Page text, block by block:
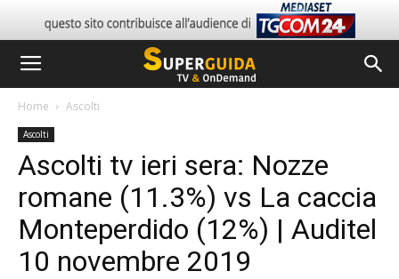
Home Ascolti
Ascolti
Ascolti tv ieri sera: Nozze
romane (11.3%) vs La caccia
Monteperdido (12%) | Auditel
10 novembre 2019